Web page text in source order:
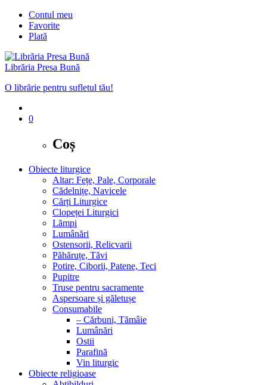
Contul meu
Favorite
Plată
Librăria Presa Bună
O librărie pentru sufletul tău!
0
Coș
Obiecte liturgice
Altar: Fețe, Pale, Corporale
Cădelnițe, Navicele
Cărți Liturgice
Clopeței Liturgici
Lămpi
Lumânări
Ostensorii, Relicvarii
Păhăruțe, Tăvi
Potire, Ciborii, Patene, Teci
Pupitre
Truse pentru sacramente
Aspersoare și găletușe
Consumabile
– Cărbuni, Tămâie
Lumânări
Ostii
Parafină
Vin liturgic
Obiecte religioase